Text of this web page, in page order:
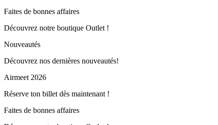
Faites de bonnes affaires
Découvrez notre boutique Outlet !
Nouveautés
Découvrez nos dernières nouveautés!
Airmeet 2026
Réserve ton billet dès maintenant !
Faites de bonnes affaires